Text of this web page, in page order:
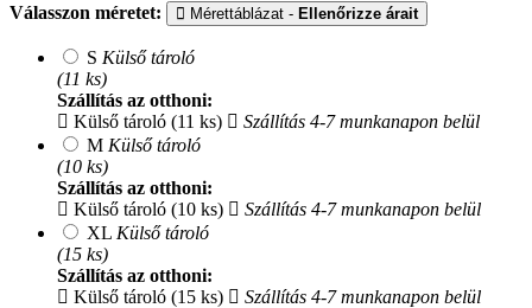
Válasszon méretet: Mérettáblázat - Ellenőrizze árait
S Külső tároló
(11 ks)
Szállítás az otthoni:
Külső tároló (11 ks)
Szállítás 4-7 munkanapon belül
M Külső tároló
(10 ks)
Szállítás az otthoni:
Külső tároló (10 ks)
Szállítás 4-7 munkanapon belül
XL Külső tároló
(15 ks)
Szállítás az otthoni:
Külső tároló (15 ks)
Szállítás 4-7 munkanapon belül